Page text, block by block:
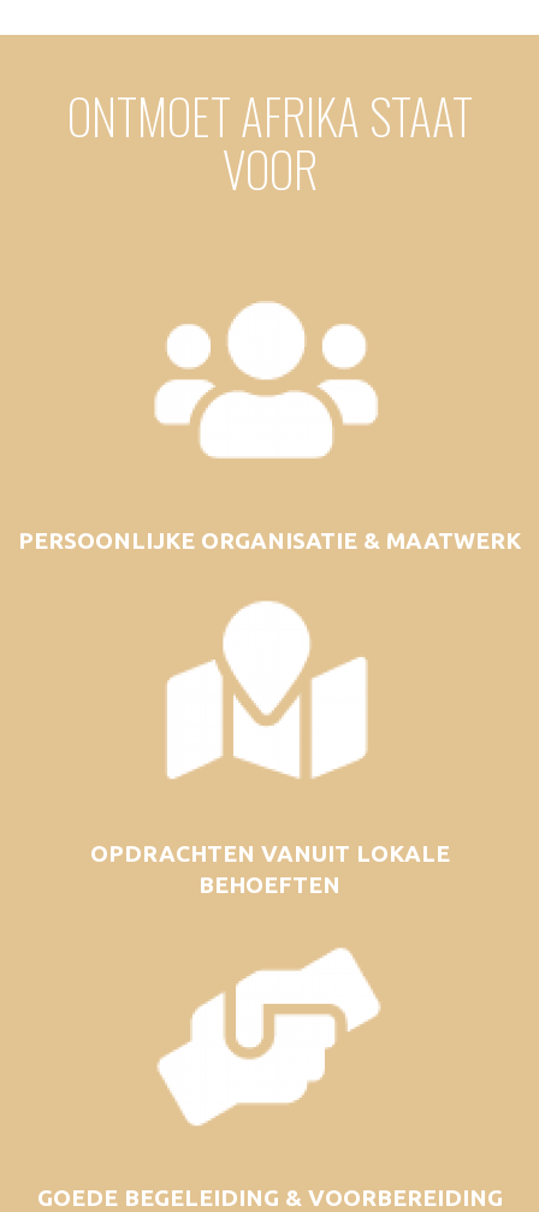
ONTMOET AFRIKA STAAT
VOOR
PERSOONLIJKE ORGANISATIE & MAATWERK
OPDRACHTEN VANUIT LOKALE
BEHOEFTEN
GOEDE BEGELEIDING & VOORBEREIDING